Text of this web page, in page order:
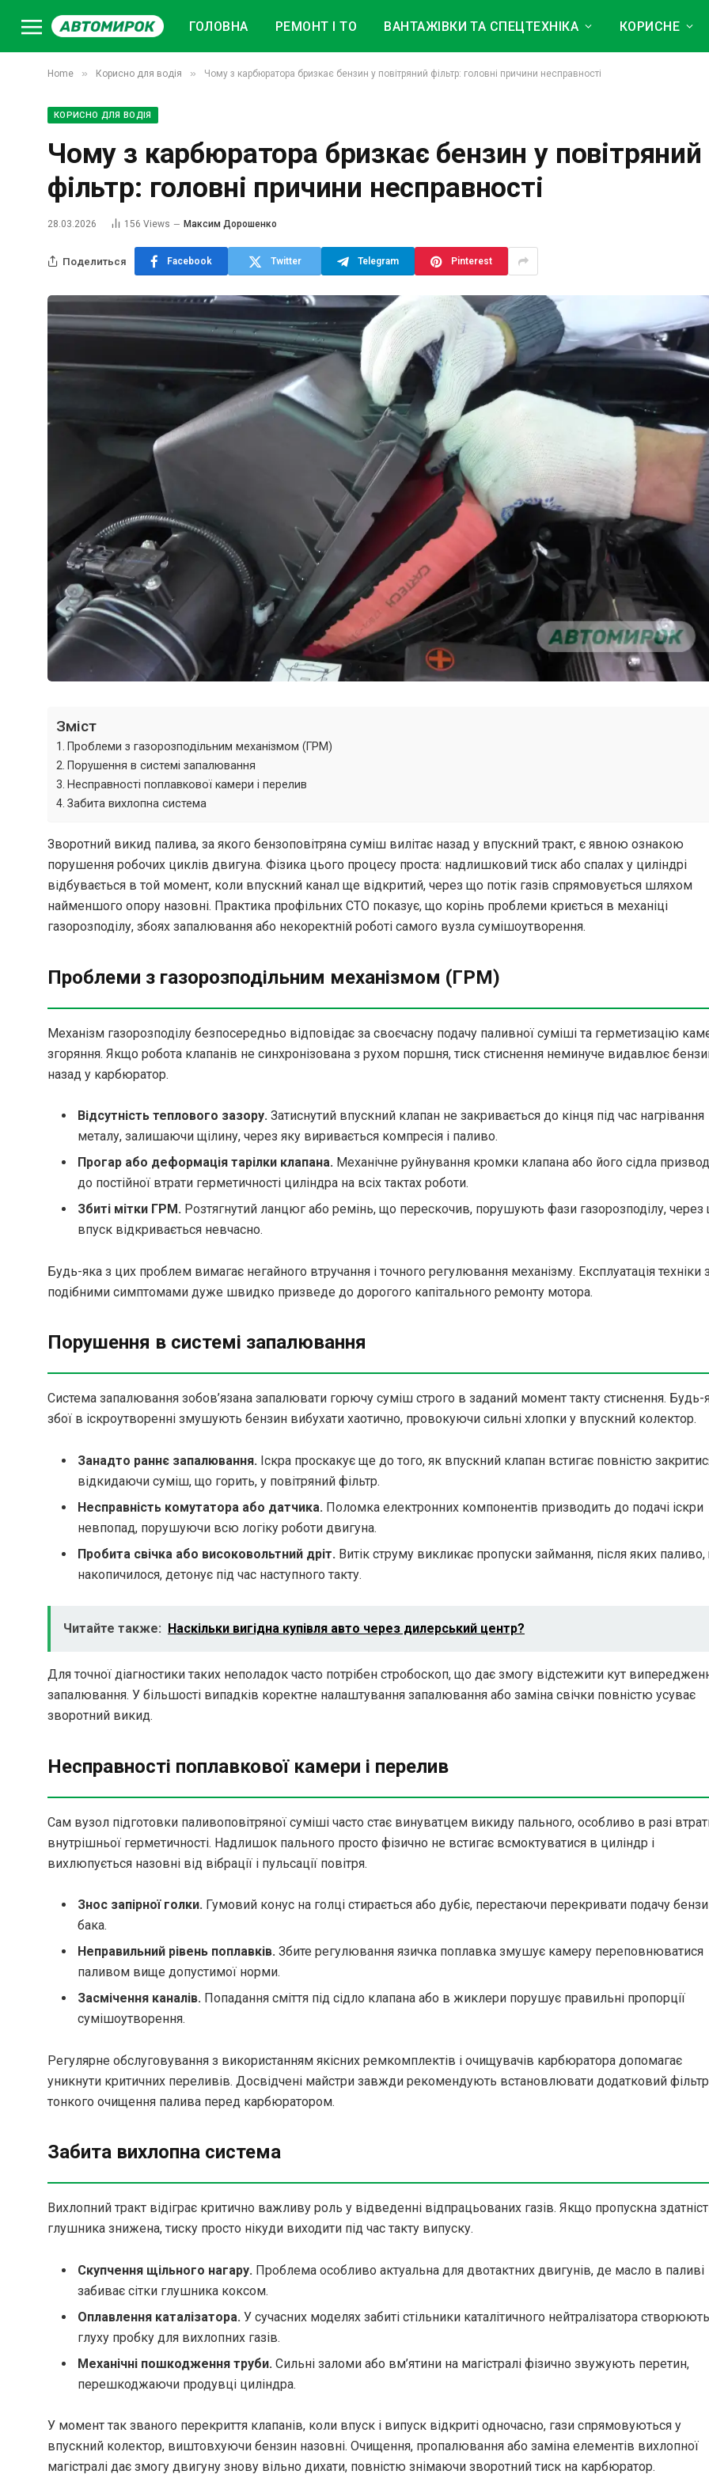
ГОЛОВНА РЕМОНТ І ТО ВАНТАЖІВКИ ТА СПЕЦТЕХНІКА КОРИСНЕ
Home » Корисно для водія » Чому з карбюратора бризкає бензин у повітряний фільтр: головні причини несправності
КОРИСНО ДЛЯ ВОДІЯ
Чому з карбюратора бризкає бензин у повітряний
фільтр: головні причини несправності
28.03.2026 156 Views Максим Дорошенко
Поделиться Facebook Twitter Telegram Pinterest
Зміст
Проблеми з газорозподільним механізмом (ГРМ)
Порушення в системі запалювання
Несправності поплавкової камери і перелив
Забита вихлопна система
Зворотний викид палива, за якого бензоповітряна суміш вилітає назад у впускний тракт, є явною ознакою
порушення робочих циклів двигуна. Фізика цього процесу проста: надлишковий тиск або спалах у циліндрі
відбувається в той момент, коли впускний канал ще відкритий, через що потік газів спрямовується шляхом
найменшого опору назовні. Практика профільних СТО показує, що корінь проблеми криється в механіці
газорозподілу, збоях запалювання або некоректній роботі самого вузла сумішоутворення.
Проблеми з газорозподільним механізмом (ГРМ)
Механізм газорозподілу безпосередньо відповідає за своєчасну подачу паливної суміші та герметизацію
згоряння. Якщо робота клапанів не синхронізована з рухом поршня, тиск стиснення неминуче видавлює
назад у карбюратор.
Відсутність теплового зазору. Затиснутий впускний клапан не закривається до кінця під час нагрівання
металу, залишаючи щілину, через яку виривається компресія і паливо.
Прогар або деформація тарілки клапана. Механічне руйнування кромки клапана або його сідла
до постійної втрати герметичності циліндра на всіх тактах роботи.
Збиті мітки ГРМ. Розтягнутий ланцюг або ремінь, що перескочив, порушують фази газорозподілу, через
впуск відкривається невчасно.
Будь-яка з цих проблем вимагає негайного втручання і точного регулювання механізму. Експлуатація техніки з
подібними симптомами дуже швидко призведе до дорогого капітального ремонту мотора.
Порушення в системі запалювання
Система запалювання зобов’язана запалювати горючу суміш строго в заданий момент такту стиснення. Будь-
збої в іскроутворенні змушують бензин вибухати хаотично, провокуючи сильні хлопки у впускний колектор.
Занадто раннє запалювання. Іскра проскакує ще до того, як впускний клапан встигає повністю
відкидаючи суміш, що горить, у повітряний фільтр.
Несправність комутатора або датчика. Поломка електронних компонентів призводить до подачі іскри
невпопад, порушуючи всю логіку роботи двигуна.
Пробита свічка або високовольтний дріт. Витік струму викликає пропуски займання, після яких
накопичилося, детонує під час наступного такту.
Читайте также: Наскільки вигідна купівля авто через дилерський центр?
Для точної діагностики таких неполадок часто потрібен стробоскоп, що дає змогу відстежити кут
запалювання. У більшості випадків коректне налаштування запалювання або заміна свічки повністю усуває
зворотний викид.
Несправності поплавкової камери і перелив
Сам вузол підготовки паливоповітряної суміші часто стає винуватцем викиду пального, особливо в разі
внутрішньої герметичності. Надлишок пального просто фізично не встигає всмоктуватися в циліндр і
вихлюпується назовні від вібрації і пульсації повітря.
Знос запірної голки. Гумовий конус на голці стирається або дубіє, перестаючи перекривати подачу
бака.
Неправильний рівень поплавків. Збите регулювання язичка поплавка змушує камеру переповнюватися
паливом вище допустимої норми.
Засмічення каналів. Попадання сміття під сідло клапана або в жиклери порушує правильні пропорції
сумішоутворення.
Регулярне обслуговування з використанням якісних ремкомплектів і очищувачів карбюратора допомагає
уникнути критичних переливів. Досвідчені майстри завжди рекомендують встановлювати додатковий фільтр
тонкого очищення палива перед карбюратором.
Забита вихлопна система
Вихлопний тракт відіграє критично важливу роль у відведенні відпрацьованих газів. Якщо пропускна
глушника знижена, тиску просто нікуди виходити під час такту випуску.
Скупчення щільного нагару. Проблема особливо актуальна для двотактних двигунів, де масло в паливі
забиває сітки глушника коксом.
Оплавлення каталізатора. У сучасних моделях забиті стільники каталітичного нейтралізатора створюють
глуху пробку для вихлопних газів.
Механічні пошкодження труби. Сильні заломи або вм’ятини на магістралі фізично звужують перетин,
перешкоджаючи продувці циліндра.
У момент так званого перекриття клапанів, коли впуск і випуск відкриті одночасно, гази спрямовуються у
впускний колектор, виштовхуючи бензин назовні. Очищення, пропалювання або заміна елементів вихлопної
магістралі дає змогу двигуну знову вільно дихати, повністю знімаючи зворотний тиск на карбюратор.